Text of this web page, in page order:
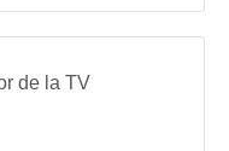
de la TV